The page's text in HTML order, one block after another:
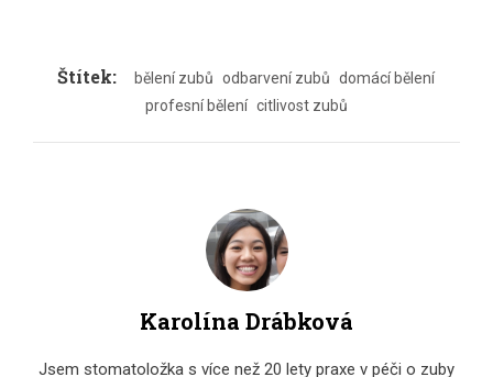
Štítek: bělení zubů odbarvení zubů domácí bělení
profesní bělení citlivost zubů
Karolína Drábková
Jsem stomatoložka s více než 20 lety praxe v péči o zuby